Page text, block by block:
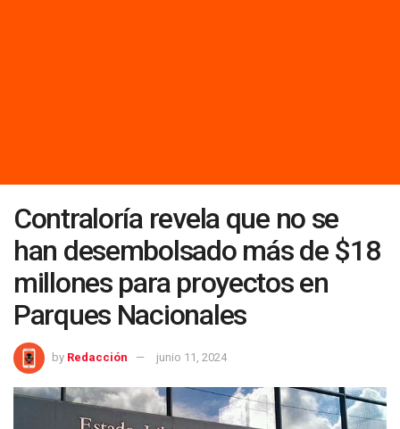
Contraloría revela que no se
han desembolsado más de $18
millones para proyectos en
Parques Nacionales
by Redacción junio 11, 2024